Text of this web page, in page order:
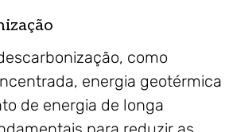
como
energia geotérmica
de energia de longa